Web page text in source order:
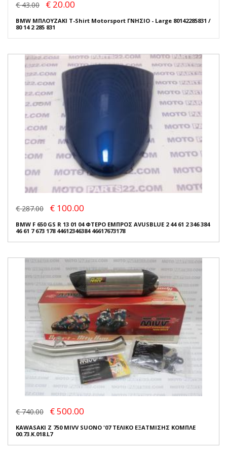
€ 43.00 € 20.00
BMW ΜΠΛΟΥΖΑΚΙ T-Shirt Motorsport ΓΝΗΣΙΟ - Large 80142285831 /
80 14 2 285 831
€ 287.00 € 100.00
BMW F 650 GS R 13 01 04 ΦΤΕΡΟ ΕΜΠΡΟΣ AVUSBLUE 2 44 61 2 346 384
46 61 7 673 178 44612346384 46617673178
€ 740.00 € 500.00
KAWASAKI Z 750 MIVV SUONO '07 ΤΕΛΙΚΟ ΕΞΑΤΜΙΣΗΣ ΚΟΜΠΛΕ
00.73.K.018.L7